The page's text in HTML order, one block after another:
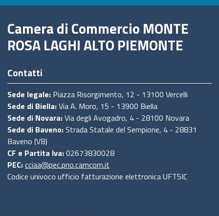
Camera di Commercio MONTE
ROSA LAGHI ALTO PIEMONTE
Contatti
Sede legale: Piazza Risorgimento, 12 - 13100 Vercelli
Sede di Biella:Via A. Moro, 15 - 13900 Biella
Sede di Novara:Via degli Avogadro, 4 - 28100 Novara
Sede di Baveno:Strada Statale del Sempione, 4 - 28831
Baveno (VB)
CF e Partita Iva:02673830028
PEC:cciaa@pec.pno.camcom.it
Codice univoco ufficio fatturazione elettronica UFT5IC